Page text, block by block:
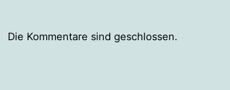
Die Kommentare sind geschlossen.